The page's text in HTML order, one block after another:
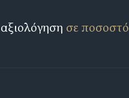
σε ποσοστό